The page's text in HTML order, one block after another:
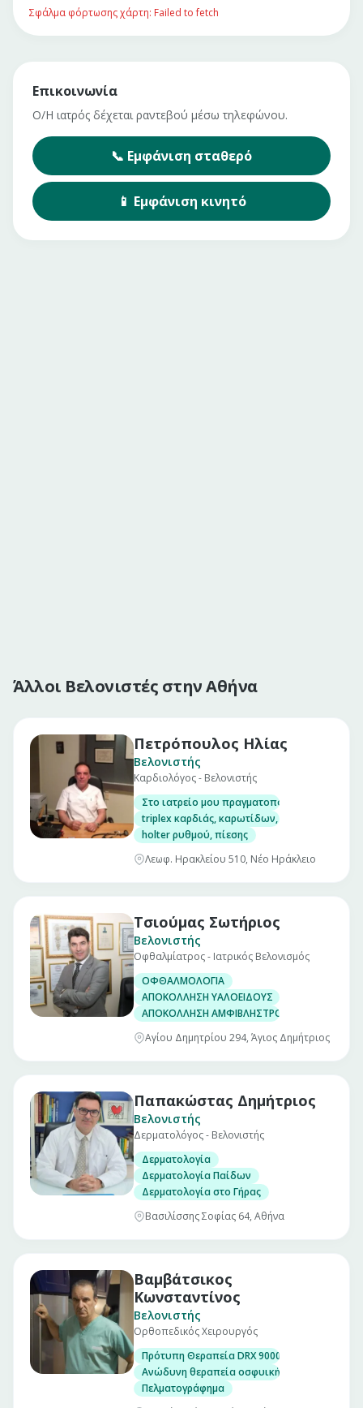
Σφάλμα φόρτωσης χάρτη: Failed to fetch
Επικοινωνία
Ο/Η ιατρός δέχεται ραντεβού μέσω τηλεφώνου.
📞 Εμφάνιση σταθερό
📱 Εμφάνιση κινητό
Άλλοι Βελονιστές στην Αθήνα
Πετρόπουλος Ηλίας
Βελονιστής
Καρδιολόγος - Βελονιστής
Στο ιατρείο μου πραγματοποιούνται οι
triplex καρδιάς, καρωτίδων, κοιλιακής
holter ρυθμού, πίεσης
Λεωφ. Ηρακλείου 510, Νέο Ηράκλειο
Τσιούμας Σωτήριος
Βελονιστής
Οφθαλμίατρος - Ιατρικός Βελονισμός
ΟΦΘΑΛΜΟΛΟΓΙΑ
ΑΠΟΚΟΛΛΗΣΗ ΥΑΛΟΕΙΔΟΥΣ
ΑΠΟΚΟΛΛΗΣΗ ΑΜΦΙΒΛΗΣΤΡΟΕΙΔΟΥΣ
Αγίου Δημητρίου 294, Άγιος Δημήτριος
Παπακώστας Δημήτριος
Βελονιστής
Δερματολόγος - Βελονιστής
Δερματολογία
Δερματολογία Παίδων
Δερματολογία στο Γήρας
Βασιλίσσης Σοφίας 64, Αθήνα
Βαμβάτσικος
Κωνσταντίνος
Βελονιστής
Ορθοπεδικός Χειρουργός
Πρότυπη Θεραπεία DRX 9000
Ανώδυνη θεραπεία οσφυικής χώρας με την
Πελματογράφημα